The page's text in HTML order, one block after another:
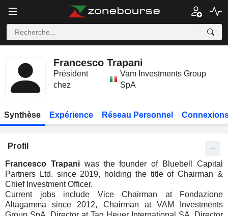
Francesco Trapani
Président
chez
Vam Investments Group
SpA
Synthèse Expérience Réseau Personnel
Profil
Francesco Trapaniwas the founder of Bluebell Capital
Partners Ltd. since 2019, holding the title of Chairman &
Chief Investment Officer.
Current jobs include Vice Chairman at Fondazione
Altagamma since 2012, Chairman at VAM Investments